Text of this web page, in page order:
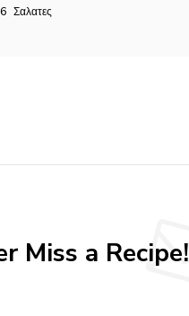
Σαλατες
Miss a Recipe!